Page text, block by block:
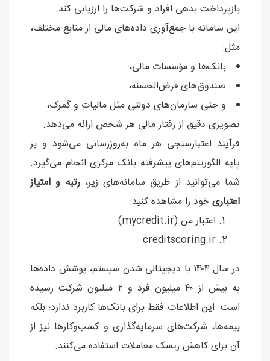
بازپرداخت بدهی افراد و شرکت‌ها را ارزیابی کند.
این سامانه با جمع‌آوری داده‌های مالی از منابع مختلف،
مثل:
بانک‌ها و مؤسسات مالی،
صندوق‌های قرض‌الحسنه،
و حتی سازمان‌های دولتی مثل مالیات و گمرک،
تصویری دقیق از رفتار مالی هر شخص ارائه می‌دهد.
فرآیند اعتبارسنجی هر ماه به‌روزرسانی می‌شود و بر
پایه الگوریتم‌های پیشرفته بانک مرکزی انجام می‌گیرد.
شما می‌توانید از طریق سامانه‌های زیر،رتبه و امتیاز
اعتباریخود را مشاهده کنید:
اعتبار من (mycredit.ir)
creditscoring.ir
در سال ۱۴۰۴ با دیجیتالی شدن سیستم، پوشش داده‌ها
به بیش از ۴۰ میلیون فرد و ۲ میلیون شرکت رسیده
است. این اطلاعات فقط برای بانک‌ها کاربرد ندارد؛ بلکه
بیمه‌ها، شرکت‌های سرمایه‌گذاری و کسب‌وکارها نیز از
آن برای کاهش ریسک معاملات استفاده می‌کنند.